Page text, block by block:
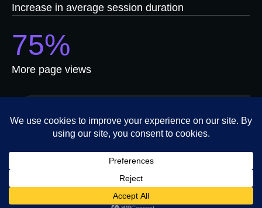
Increase in average session duration
75%
More page views
Sed fringilla gravida lorem, id rhoncus justo
tempor. In sit amet neque non tellus
interdum tincidunt eget eu odio. Awesome!
- DIANA SEVEN, CEO OF SEVEN STUDIOS